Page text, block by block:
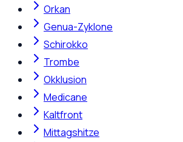
Orkan
Genua-Zyklone
Schirokko
Trombe
Okklusion
Medicane
Kaltfront
Mittagshitze